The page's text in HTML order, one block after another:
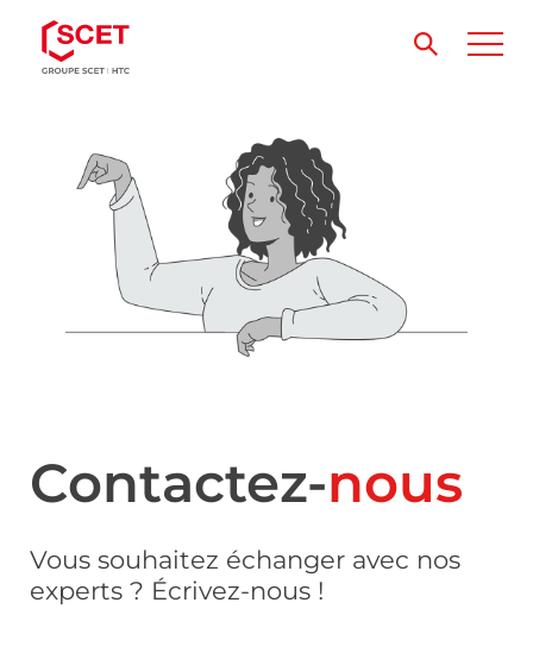
Contactez-nous
Vous souhaitez échanger avec nos
experts ? Écrivez-nous !